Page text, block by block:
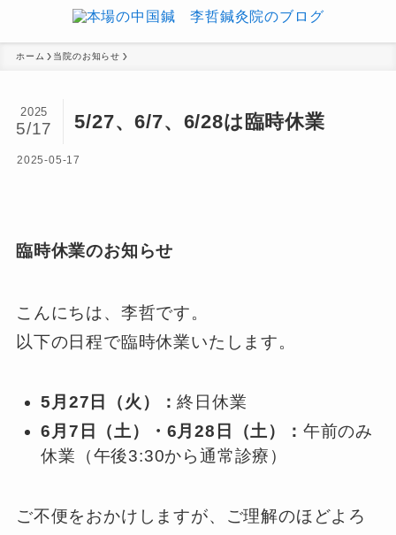
ホーム 当院のお知らせ
5/27、6/7、6/28は臨時休業
2025
5/17
2025-05-17
臨時休業のお知らせ
こんにちは、李哲です。
以下の日程で臨時休業いたします。
5月27日（火）：終日休業
6月7日（土）・6月28日（土）： 午前のみ
休業（午後3:30から通常診療）
ご不便をおかけしますが、ご理解のほどよろ